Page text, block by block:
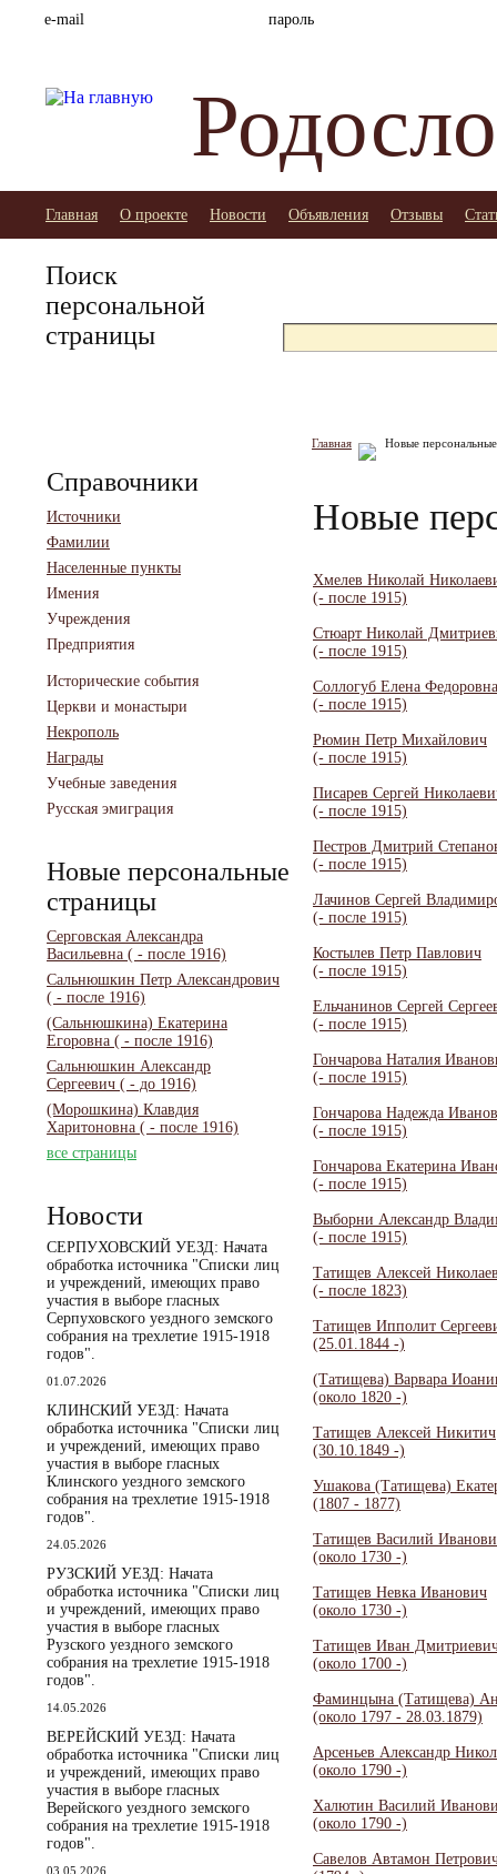
e-mail пароль
Главная О проекте Новости Объявления Отзывы
Поиск
персональной
страницы
Справочники
Источники
Фамилии
Населенные пункты
Имения
Учреждения
Предприятия
Исторические события
Церкви и монастыри
Некрополь
Награды
Учебные заведения
Русская эмиграция
Новые персональные
страницы
Серговская Александра
Васильевна ( - после 1916)
Сальнюшкин Петр Александрович
( - после 1916)
(Сальнюшкина) Екатерина
Егоровна ( - после 1916)
Сальнюшкин Александр
Сергеевич ( - до 1916)
(Морошкина) Клавдия
Харитоновна ( - после 1916)
все страницы
Новости
СЕРПУХОВСКИЙ УЕЗД: Начата
обработка источника "Списки лиц
и учреждений, имеющих право
участия в выборе гласных
Серпуховского уездного земского
собрания на трехлетие 1915-1918
годов".
01.07.2026
КЛИНСКИЙ УЕЗД: Начата
обработка источника "Списки лиц
и учреждений, имеющих право
участия в выборе гласных
Клинского уездного земского
собрания на трехлетие 1915-1918
годов".
24.05.2026
РУЗСКИЙ УЕЗД: Начата
обработка источника "Списки лиц
и учреждений, имеющих право
участия в выборе гласных
Рузского уездного земского
собрания на трехлетие 1915-1918
годов".
14.05.2026
ВЕРЕЙСКИЙ УЕЗД: Начата
обработка источника "Списки лиц
и учреждений, имеющих право
участия в выборе гласных
Верейского уездного земского
собрания на трехлетие 1915-1918
годов".
03.05.2026
Главная Новые
Новые
Хмелев Николай
(- после 1915)
Стюарт Николай
(- после 1915)
Соллогуб Елена Федоровна
(- после 1915)
Рюмин Петр Михайлович
(- после 1915)
Писарев Сергей
(- после 1915)
Пестров Дмитрий
(- после 1915)
Лачинов Сергей
(- после 1915)
Костылев Петр Павлович
(- после 1915)
Ельчанинов Сергей
(- после 1915)
Гончарова Наталия
(- после 1915)
Гончарова Надежда
(- после 1915)
Гончарова Екатерина
(- после 1915)
Выборни Александр
(- после 1915)
Татищев Алексей
(- после 1823)
Татищев Ипполит
(25.01.1844 -)
(Татищева) Варвара
(около 1820 -)
Татищев Алексей Никитич
(30.10.1849 -)
Ушакова (Татищева)
(1807 - 1877)
Татищев Василий
(около 1730 -)
Татищев Невка Иванович
(около 1730 -)
Татищев Иван
(около 1700 -)
Фаминцына (Татищева)
(около 1797 - 28.03.1879)
Арсеньев Александр
(около 1790 -)
Халютин Василий
(около 1790 -)
Савелов Автамон